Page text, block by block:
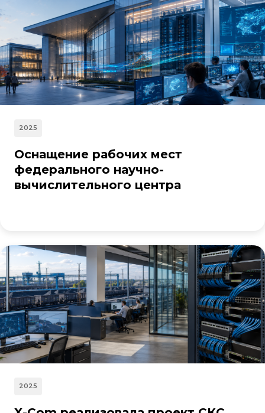
2025
Оснащение рабочих мест
федерального научно-
вычислительного центра
2025